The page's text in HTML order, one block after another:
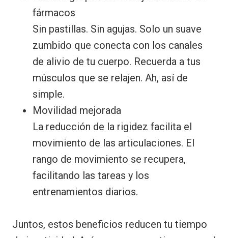
fármacos
Sin pastillas. Sin agujas. Solo un suave
zumbido que conecta con los canales
de alivio de tu cuerpo. Recuerda a tus
músculos que se relajen. Ah, así de
simple.
Movilidad mejorada
La reducción de la rigidez facilita el
movimiento de las articulaciones. El
rango de movimiento se recupera,
facilitando las tareas y los
entrenamientos diarios.
Juntos, estos beneficios reducen tu tiempo